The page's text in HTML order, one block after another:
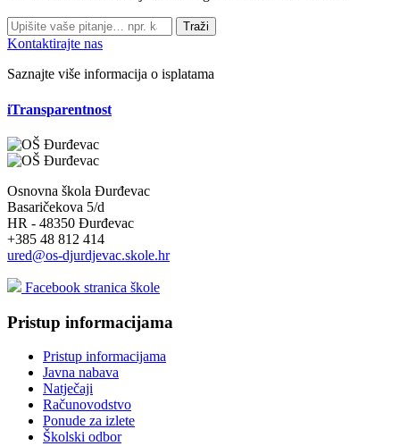
Traži
Kontaktirajte nas
Saznajte više informacija o isplatama
iTransparentnost
Osnovna škola Đurđevac
Basaričekova 5/d
HR - 48350 Đurđevac
+385 48 812 414
ured@os-djurdjevac.skole.hr
Facebook stranica škole
Pristup informacijama
Pristup informacijama
Javna nabava
Natječaji
Računovodstvo
Ponude za izlete
Školski odbor